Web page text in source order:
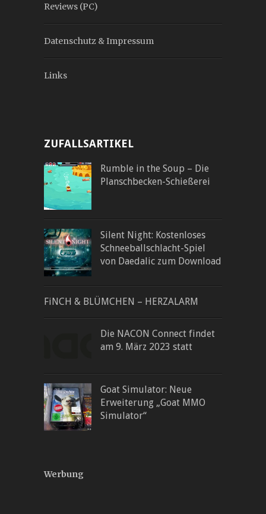
Reviews (PC)
Datenschutz & Impressum
Links
ZUFALLSARTIKEL
Rumble in the Soup – Die
Planschbecken-Schießerei
Silent Night: Kostenloses
Schneeballschlacht-Spiel
von Daedalic zum Download
FiNCH & BLÜMCHEN – HERZALARM
Die NACON Connect findet
am 9. März 2023 statt
Goat Simulator: Neue
Erweiterung „Goat MMO
Simulator“
Werbung